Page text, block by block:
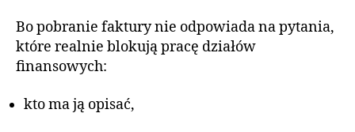
Bo pobranie faktury nie odpowiada na pytania,
które realnie blokują pracę działów
finansowych:
kto ma ją opisać,